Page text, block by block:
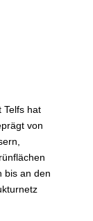
Telfs hat
von
bis an den